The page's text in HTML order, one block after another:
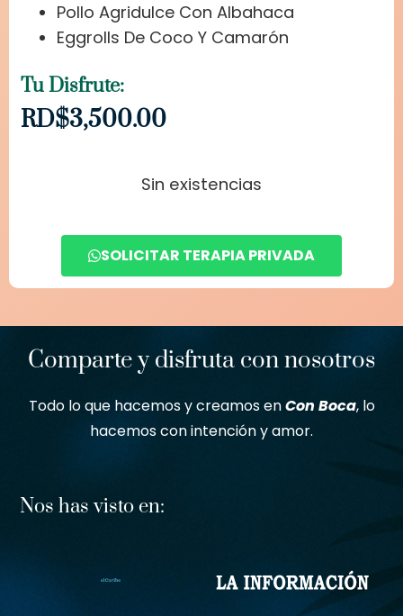
Pollo Agridulce Con Albahaca
Eggrolls De Coco Y Camarón
Tu Disfrute:
RD$3,500.00
Sin existencias
SOLICITAR TERAPIA PRIVADA
Comparte y disfruta con nosotros
Todo lo que hacemos y creamos enCon Boca, lo
hacemos con intención y amor.
Nos has visto en: